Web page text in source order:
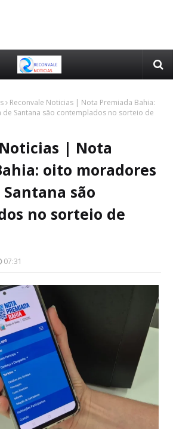
Reconvale Noticias | Nota Premiada Bahia:
Santana são contemplados no sorteio de
| Nota
oito moradores
são
no sorteio de
07:31